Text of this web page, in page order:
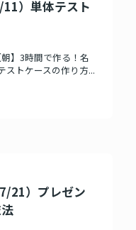
）単体テスト
】3時間で作る！名
ストケースの作り方...
21）プレゼン